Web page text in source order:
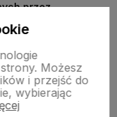
przez
Możesz
i przejść do
wybierając